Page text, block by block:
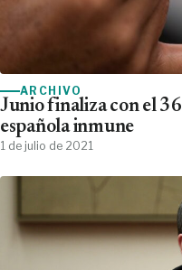
ARCHIVO
Junio finaliza con el
española inmune
1 de julio de 2021